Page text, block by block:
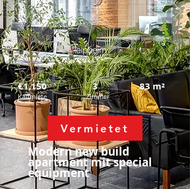
leipheim
€1,150 3 83m²
Kaltmiete Zimmer
Vermietet
Modern new build
apartment mitspecial
equipment